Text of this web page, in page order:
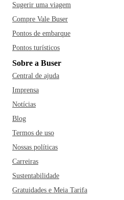
Sugerir uma viagem
Compre Vale Buser
Pontos de embarque
Pontos turísticos
Sobre a Buser
Central de ajuda
Imprensa
Notícias
Blog
Termos de uso
Nossas políticas
Carreiras
Sustentabilidade
Gratuidades e Meia Tarifa